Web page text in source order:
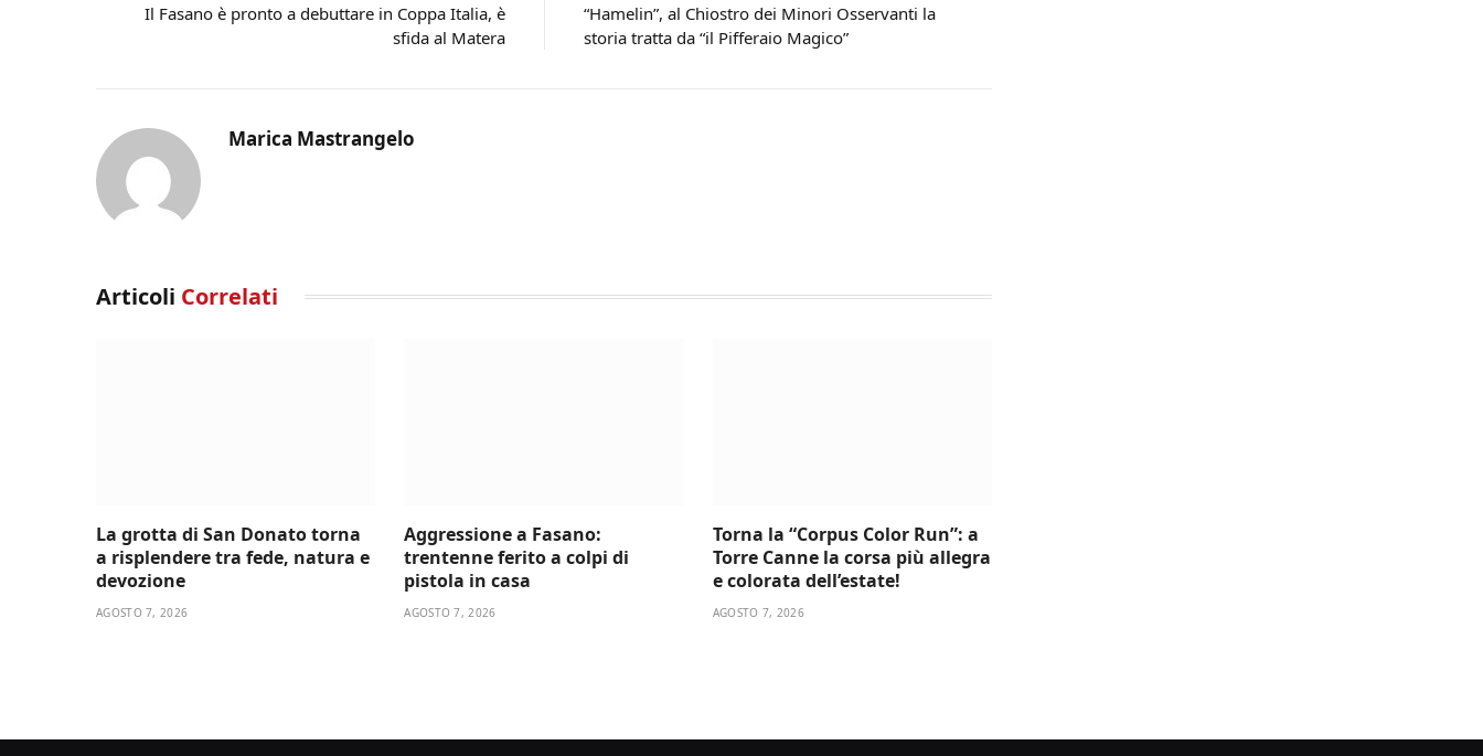
Il Fasano è pronto a debuttare in Coppa Italia, è
sfida al Matera
“Hamelin”, al Chiostro dei Minori Osservanti la
storia tratta da “il Pifferaio Magico”
Marica Mastrangelo
Articoli Correlati
La grotta di San Donato torna
a risplendere tra fede, natura e
devozione
AGOSTO 7, 2026
Aggressione a Fasano:
trentenne ferito a colpi di
pistola in casa
AGOSTO 7, 2026
Torna la “Corpus Color Run”: a
Torre Canne la corsa più allegra
e colorata dell’estate!
AGOSTO 7, 2026